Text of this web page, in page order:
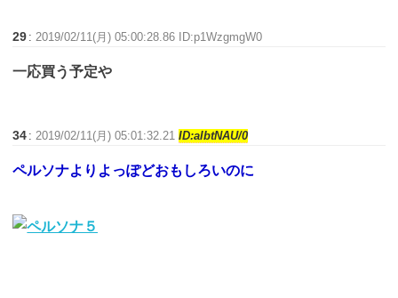
29 :2019/02/11(月) 05:00:28.86 ID:p1WzgmgW0
一応買う予定や
34 :2019/02/11(月) 05:01:32.21ID:aIbtNAU/0
ペルソナよりよっぽどおもしろいのに